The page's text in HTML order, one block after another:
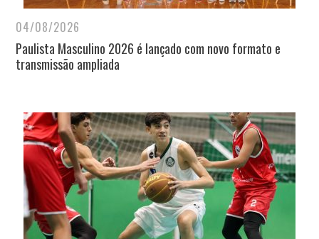
04/08/2026
Paulista Masculino 2026 é lançado com novo formato e
transmissão ampliada